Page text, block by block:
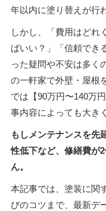
年以内に塗り替えが行
しかし、「費用はどれ
ばいい？」「信頼でき
った疑問や不安は多く
の一軒家で外壁・屋根
では【90万円〜140万
事内容によっても大き
もしメンテナンスを先
性低下など、修繕費が
ん。
本記事では、塗装に関
びのコツまで、最新デ